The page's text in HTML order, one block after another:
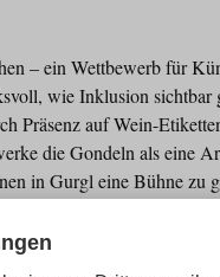
– ein Wettbewerb für
wie Inklusion sichtbar
Präsenz auf Wein-
die Gondeln als eine
in Gurgl eine Bühne zu